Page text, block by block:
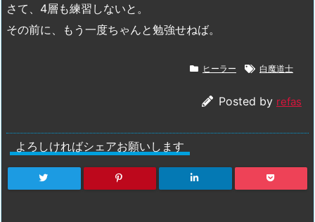
さて、4層も練習しないと。
その前に、もう一度ちゃんと勉強せねば。
ヒーラー 白魔道士
Posted by refas
よろしければシェアお願いします